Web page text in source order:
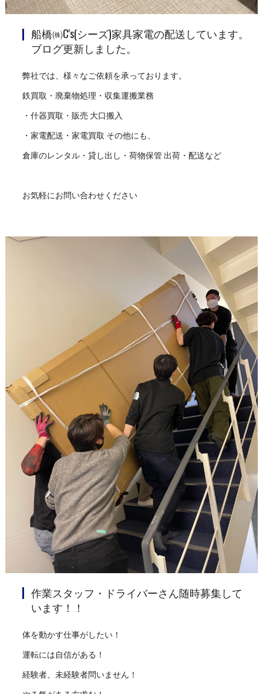
船橋㈱C's(シーズ)家具家電の配送しています。
ブログ更新しました。
弊社では、様々なご依頼を承っております。
鉄買取・廃棄物処理・収集運搬業務
・什器買取・販売 大口搬入
・家電配送・家電買取 その他にも、
倉庫のレンタル・貸し出し・荷物保管 出荷・配送など
お気軽にお問い合わせください
作業スタッフ・ドライバーさん随時募集して
います！！
体を動かす仕事がしたい！
運転には自信がある！
経験者、未経験者問いません！